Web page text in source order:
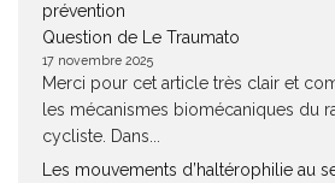
prévention
Question de Le Traumato
17 novembre 2025
Merci pour cet article très clair et
les mécanismes biomécaniques du
cycliste. Dans...
Les mouvements d’haltérophilie au